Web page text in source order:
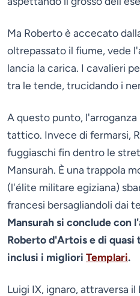
Ma Roberto è accecato
oltrepassato il fiume, vede
lancia la carica. I cavalieri
tra le tende, trucidando i
A questo punto,
tattico. Invece di fermarsi,
fuggiaschi fin dentro le
Mansurah. È una trappola
(l'élite militare egiziana)
francesi bersagliandoli dai
Mansurah si conclude con
Roberto d'Artois e di quasi
inclusi i migliori Templari.
Luigi IX, ignaro, attraversa